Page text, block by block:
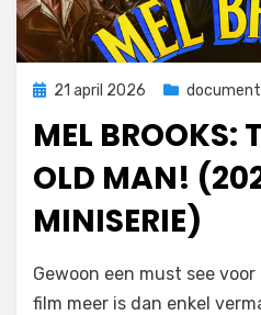
Geplaatst
21 april 2026
MEL BROOKS:
OLD MAN!
MINISERIE)
Gewoon een must see
film meer is dan enkel